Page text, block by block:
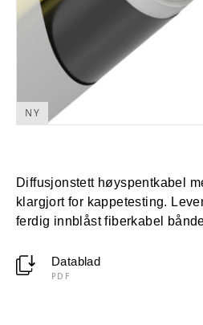
NY
Diffusjonstett høyspentkabel
klargjort for kappetesting.
ferdig innblåst fiberkabel
Datablad
PDF